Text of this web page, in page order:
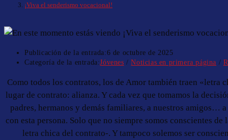
¡Viva el senderismo vocacional!
Publicación de la entrada:6 de octubre de 2025
Categoría de la entrada:Jóvenes / Noticias en primera página /
Como todos los contratos, los de Amor también traen «letra
lugar de contrato: alianza. Y cada vez que tomamos la
padres, hermanos y demás familiares, a nuestros amigos…
con esta persona. Solo que no siempre somos conscientes
letra chica del contrato-. Y tampoco solemos ser